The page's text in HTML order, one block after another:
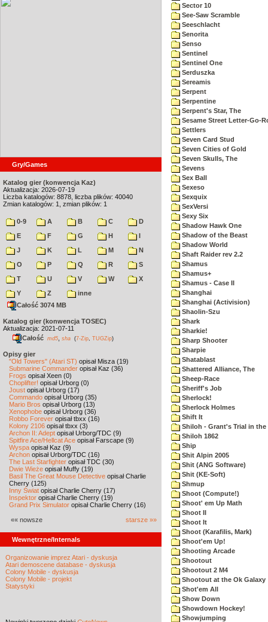
Gry/Games
Katalog gier (konwencja Kaz)
Aktualizacja: 2026-07-19
Liczba katalogów: 8878, liczba plików: 40040
Zmian katalogów: 1, zmian plików: 1
0-9 A B C
D
E
F G H
I
J
K L M
N
O
P Q R
S
T
U V W
X
Y
Z
inne
Całość 3074 MB
Katalog gier (konwencja TOSEC)
Aktualizacja: 2021-07-11
Całość md5 sha (7-Zip TUGZip)
Opisy gier
"Old Towers" (Atari ST) opisał Misza (19)
Submarine Commander opisał Kaz (36)
Frogs opisał Xeen (0)
Choplifter! opisał Urborg (0)
Joust opisał Urborg (17)
Commando opisał Urborg (35)
Mario Bros opisał Urborg (13)
Xenophobe opisał Urborg (36)
Robbo Forever opisał tbxx (16)
Kolony 2106 opisał tbxx (3)
Archon II: Adept opisał Urborg/TDC (9)
Spitfire Ace/Hellcat Ace opisał Farscape (9)
Wyspa opisał Kaz (9)
Archon opisał Urborg/TDC (16)
The Last Starfighter opisał TDC (30)
Dwie Wieże opisał Muffy (19)
Basil The Great Mouse Detective opisał Charlie
Cherry (125)
Inny Świat opisał Charlie Cherry (17)
Inspektor opisał Charlie Cherry (19)
Grand Prix Simulator opisał Charlie Cherry (16)
«« nowsze starsze »»
Wewnętrzne/Internals
Organizowanie imprez Atari - dyskusja
Atari demoscene database - dyskusja
Colony Mobile - dyskusja
Colony Mobile - projekt
Statystyki
Sector 10
See-Saw Scramble
Seeschlacht
Senorita
Senso
Sentinel
Sentinel One
Serduszka
Sereamis
Serpent
Serpentine
Serpent's Star, The
Sesame Street Letter-Go-
Settlers
Seven Card Stud
Seven Cities of Gold
Seven Skulls, The
Sevens
Sex Ball
Sexeso
Sexquix
SexVersi
Sexy Six
Shadow Hawk One
Shadow of the Beast
Shadow World
Shaft Raider rev 2.2
Shamus
Shamus+
Shamus - Case II
Shanghai
Shanghai (Activision)
Shaolin-Szu
Shark
Sharkie!
Sharp Shooter
Sharpie
Shatablast
Shattered Alliance, The
Sheep-Race
Sheriff's Job
Sherlock!
Sherlock Holmes
Shift It
Shiloh - Grant's Trial in the
Shiloh 1862
Ship
Shit Alpin 2005
Shit (ANG Software)
Shit (KE-Soft)
Shmup
Shoot (Compute!)
Shoot' em Up Math
Shoot II
Shoot It
Shoot (Karafilis, Mark)
Shoot'em Up!
Shooting Arcade
Shootout
Shootout 2 M4
Shootout at the Ok Galaxy
Shot'em All
Show Down
Showdown Hockey!
Showjumping